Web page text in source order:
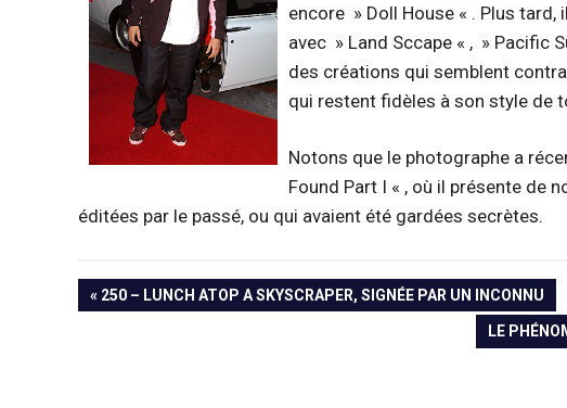
encore » Doll House « . Plus
avec » Land Sccape « , » Pacific
des créations qui semblent
qui restent fidèles à son style de
Notons que le photographe a
Found Part I « , où il présente de
éditées par le passé, ou qui avaient été gardées secrètes.
Navigation
PREVIOUS
250 – LUNCH ATOP A SKYSCRAPER, SIGNÉE PAR UN INCONNU
NEXT
POST:
LE